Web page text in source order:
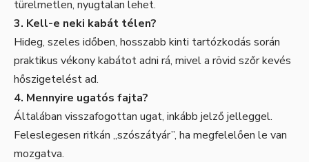
türelmetlen, nyugtalan lehet.
3. Kell-e neki kabát télen?
Hideg, szeles időben, hosszabb kinti tartózkodás során
praktikus vékony kabátot adni rá, mivel a rövid szőr kevés
hőszigetelést ad.
4. Mennyire ugatós fajta?
Általában visszafogottan ugat, inkább jelző jelleggel.
Feleslegesen ritkán „szószátyár”, ha megfelelően le van
mozgatva.